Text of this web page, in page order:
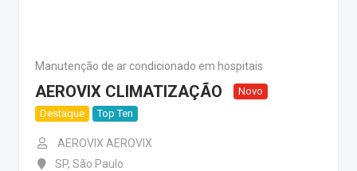
Manutenção de ar condicionado em hospitais
AEROVIX CLIMATIZAÇÃO
Novo
Destaque
Top Ten
AEROVIX AEROVIX
SP, São Paulo